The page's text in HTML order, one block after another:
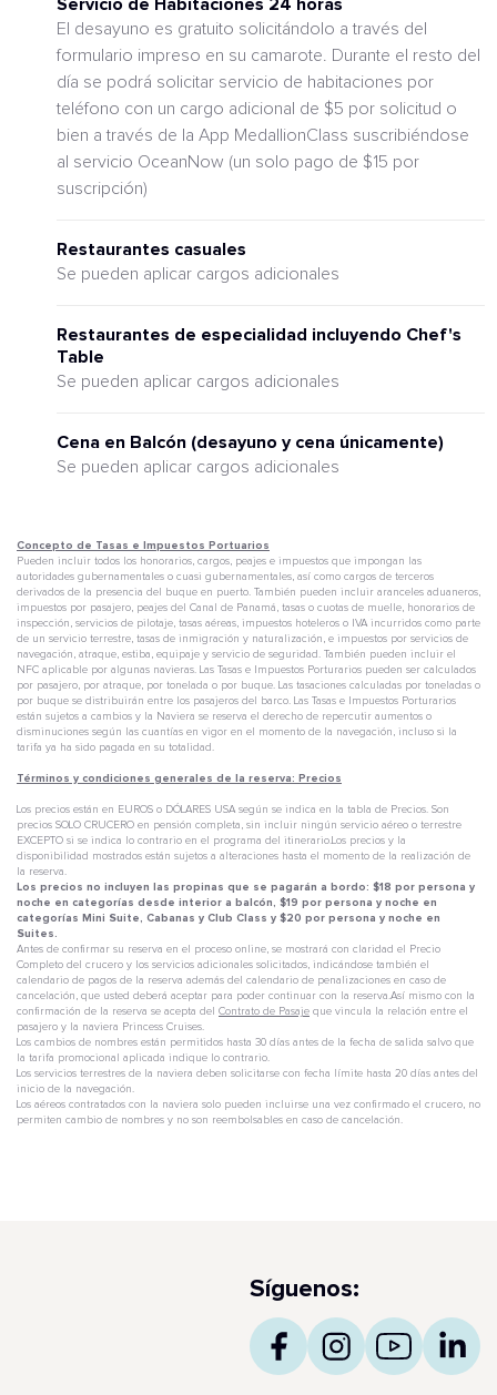
Servicio de Habitaciones 24 horas
El desayuno es gratuito solicitándolo a través del
formulario impreso en su camarote. Durante el resto del
día se podrá solicitar servicio de habitaciones por
teléfono con un cargo adicional de $5 por solicitud o
bien a través de la App MedallionClass suscribiéndose
al servicio OceanNow (un solo pago de $15 por
suscripción)
Restaurantes casuales
Se pueden aplicar cargos adicionales
Restaurantes de especialidad incluyendo Chef's
Table
Se pueden aplicar cargos adicionales
Cena en Balcón (desayuno y cena únicamente)
Se pueden aplicar cargos adicionales
Concepto de Tasas e Impuestos Portuarios
Pueden incluir todos los honorarios, cargos, peajes e impuestos que impongan las
autoridades gubernamentales o cuasi gubernamentales, así como cargos de terceros
derivados de la presencia del buque en puerto. También pueden incluir aranceles aduaneros,
impuestos por pasajero, peajes del Canal de Panamá, tasas o cuotas de muelle, honorarios de
inspección, servicios de pilotaje, tasas aéreas, impuestos hoteleros o IVA incurridos como parte
de un servicio terrestre, tasas de inmigración y naturalización, e impuestos por servicios de
navegación, atraque, estiba, equipaje y servicio de seguridad. También pueden incluir el
NFC aplicable por algunas navieras. Las Tasas e Impuestos Porturarios pueden ser calculados
por pasajero, por atraque, por tonelada o por buque. Las tasaciones calculadas por toneladas o
por buque se distribuirán entre los pasajeros del barco. Las Tasas e Impuestos Porturarios
están sujetos a cambios y la Naviera se reserva el derecho de repercutir aumentos o
disminuciones según las cuantías en vigor en el momento de la navegación, incluso si la
tarifa ya ha sido pagada en su totalidad.
Términos y condiciones generales de la reserva: Precios
Los precios están en EUROS o DÓLARES USA según se indica en la tabla de Precios. Son
precios SOLO CRUCERO en pensión completa, sin incluir ningún servicio aéreo o terrestre
EXCEPTO si se indica lo contrario en el programa del itinerario.Los precios y la
disponibilidad mostrados están sujetos a alteraciones hasta el momento de la realización de
la reserva.
Los precios no incluyen las propinas que se pagarán a bordo: $18 por persona y
noche en categorías desde interior a balcón, $19 por persona y noche en
categorías Mini Suite, Cabanas y Club Class y $20 por persona y noche en
Suites.
Antes de confirmar su reserva en el proceso online, se mostrará con claridad el Precio
Completo del crucero y los servicios adicionales solicitados, indicándose también el
calendario de pagos de la reserva además del calendario de penalizaciones en caso de
cancelación, que usted deberá aceptar para poder continuar con la reserva.Así mismo con la
confirmación de la reserva se acepta del Contrato de Pasaje que vincula la relación entre el
pasajero y la naviera Princess Cruises.
Los cambios de nombres están permitidos hasta 30 días antes de la fecha de salida salvo que
la tarifa promocional aplicada indique lo contrario.
Los servicios terrestres de la naviera deben solicitarse con fecha límite hasta 20 días antes del
inicio de la navegación.
Los aéreos contratados con la naviera solo pueden incluirse una vez confirmado el crucero, no
permiten cambio de nombres y no son reembolsables en caso de cancelación.
Síguenos: